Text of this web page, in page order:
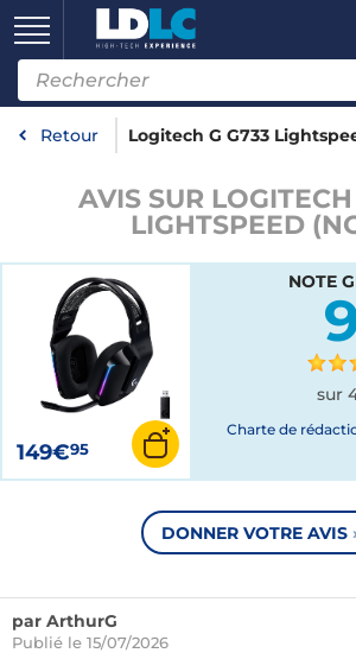
Retour Logitech G G733
AVIS SUR
LIGHTSPEED
149€95
NOTE
sur
Charte de
DONNER VOTRE AVIS ›
par ArthurG
Publié le 15/07/2026